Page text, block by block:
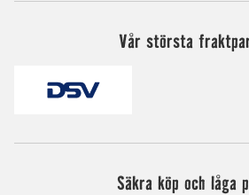
Vår största
Säkra köp och låga